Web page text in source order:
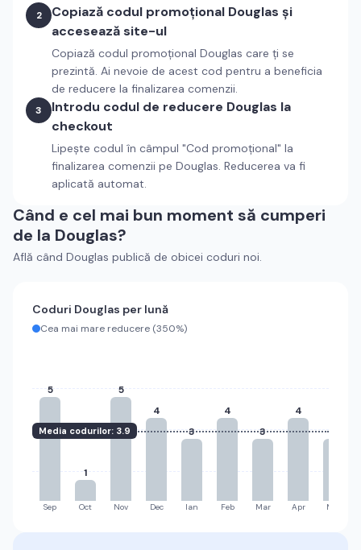
2 Copiază codul promoțional Douglas și
accesează site-ul
Copiază codul promoțional Douglas care ți se
prezintă. Ai nevoie de acest cod pentru a beneficia
de reducere la finalizarea comenzii.
3 Introdu codul de reducere Douglas la
checkout
Lipește codul în câmpul "Cod promoțional" la
finalizarea comenzii pe Douglas. Reducerea va fi
aplicată automat.
Când e cel mai bun moment să cumperi
de la Douglas?
Află când Douglas publică de obicei coduri noi.
Coduri Douglas per lună
Cea mai mare reducere (350%)
Media codurilor: 3.9
5
Sep
1
Oct
5
Nov
4
Dec
3
Ian
4
Feb
3
Mar
4
Apr Mai